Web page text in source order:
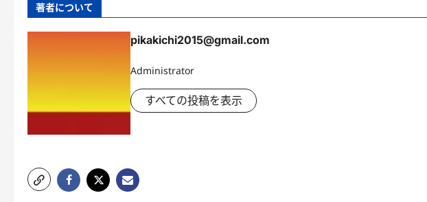
著者について
pikakichi2015@gmail.com
Administrator
すべての投稿を表示